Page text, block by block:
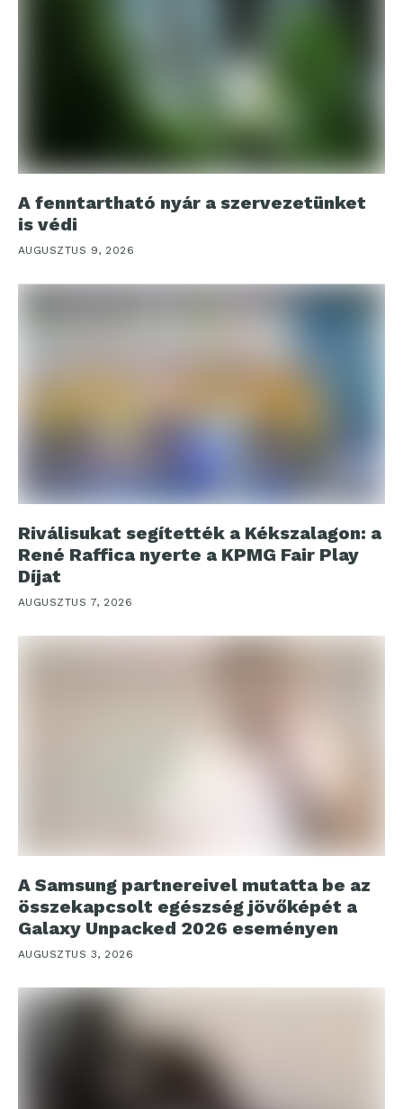
A fenntartható nyár a szervezetünket
is védi
AUGUSZTUS 9, 2026
Riválisukat segítették a Kékszalagon: a
René Raffica nyerte a KPMG Fair Play
Díjat
AUGUSZTUS 7, 2026
A Samsung partnereivel mutatta be az
összekapcsolt egészség jövőképét a
Galaxy Unpacked 2026 eseményen
AUGUSZTUS 3, 2026